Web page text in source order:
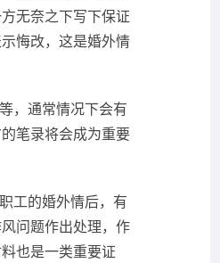
无奈之下写下保证
悔改，这是婚外情
通常情况下会有
笔录将会成为重要
的婚外情后，有
问题作出处理，作
也是一类重要证